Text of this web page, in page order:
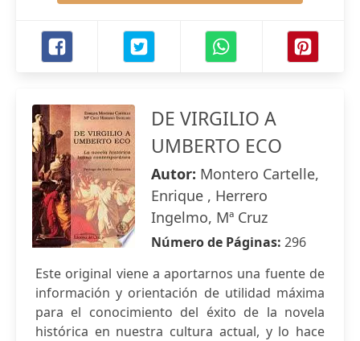
DE VIRGILIO A
UMBERTO ECO
Autor: Montero Cartelle,
Enrique , Herrero
Ingelmo, Mª Cruz
Número de Páginas: 296
Este original viene a aportarnos una fuente de
información y orientación de utilidad máxima
para el conocimiento del éxito de la novela
histórica en nuestra cultura actual, y lo hace